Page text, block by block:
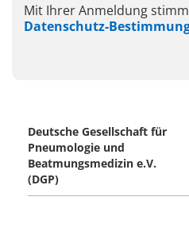
Mit Ihrer Anmeldung
Datenschutz-
Deutsche Gesellschaft für
Pneumologie und
Beatmungsmedizin e.V.
(DGP)